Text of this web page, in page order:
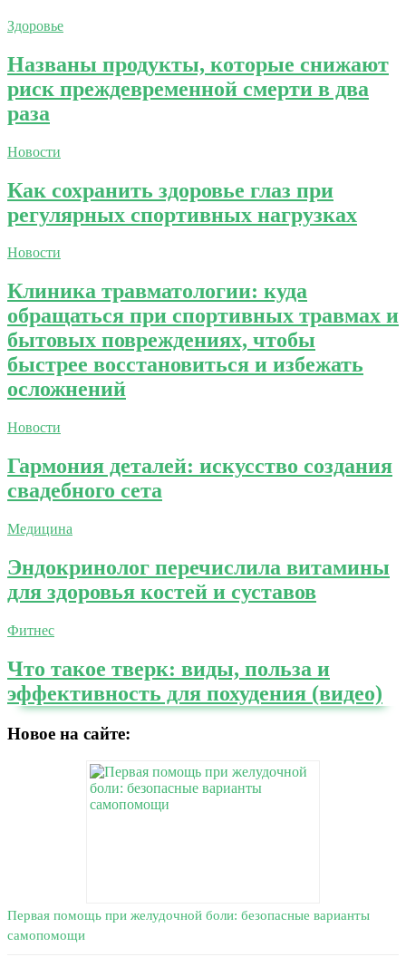
Здоровье
Названы продукты, которые снижают
риск преждевременной смерти в два
раза
Новости
Как сохранить здоровье глаз при
регулярных спортивных нагрузках
Новости
Клиника травматологии: куда
обращаться при спортивных травмах и
бытовых повреждениях, чтобы
быстрее восстановиться и избежать
осложнений
Новости
Гармония деталей: искусство создания
свадебного сета
Медицина
Эндокринолог перечислила витамины
для здоровья костей и суставов
Фитнес
Что такое тверк: виды, польза и
эффективность для похудения (видео)
Новое на сайте:
Первая помощь при желудочной боли: безопасные варианты
самопомощи